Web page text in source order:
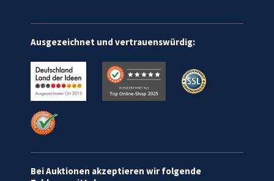
Ausgezeichnet und vertrauenswürdig:
Bei Auktionen akzeptieren wir folgende